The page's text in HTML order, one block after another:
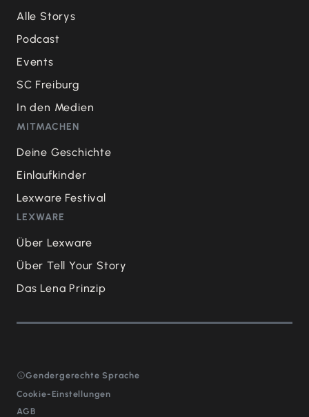
Alle Storys
Podcast
Events
SC Freiburg
In den Medien
MITMACHEN
Deine Geschichte
Einlaufkinder
Lexware Festival
LEXWARE
Über Lexware
Über Tell Your Story
Das Lena Prinzip
Gendergerechte Sprache
Cookie-Einstellungen
AGB